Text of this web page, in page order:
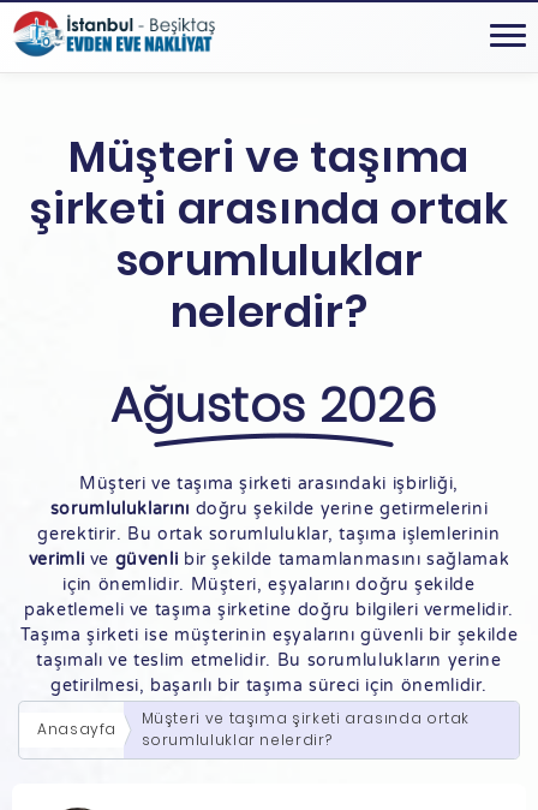
Müşteri ve taşıma
şirketi arasında ortak
sorumluluklar
nelerdir?
Ağustos 2026
Müşteri ve taşıma şirketi arasındaki işbirliği,
sorumluluklarını doğru şekilde yerine getirmelerini
gerektirir. Bu ortak sorumluluklar, taşıma işlemlerinin
verimli ve güvenli bir şekilde tamamlanmasını sağlamak
için önemlidir. Müşteri, eşyalarını doğru şekilde
paketlemeli ve taşıma şirketine doğru bilgileri vermelidir.
Taşıma şirketi ise müşterinin eşyalarını güvenli bir şekilde
taşımalı ve teslim etmelidir. Bu sorumlulukların yerine
getirilmesi, başarılı bir taşıma süreci için önemlidir.
Anasayfa
Müşteri ve taşıma şirketi arasında ortak
sorumluluklar nelerdir?